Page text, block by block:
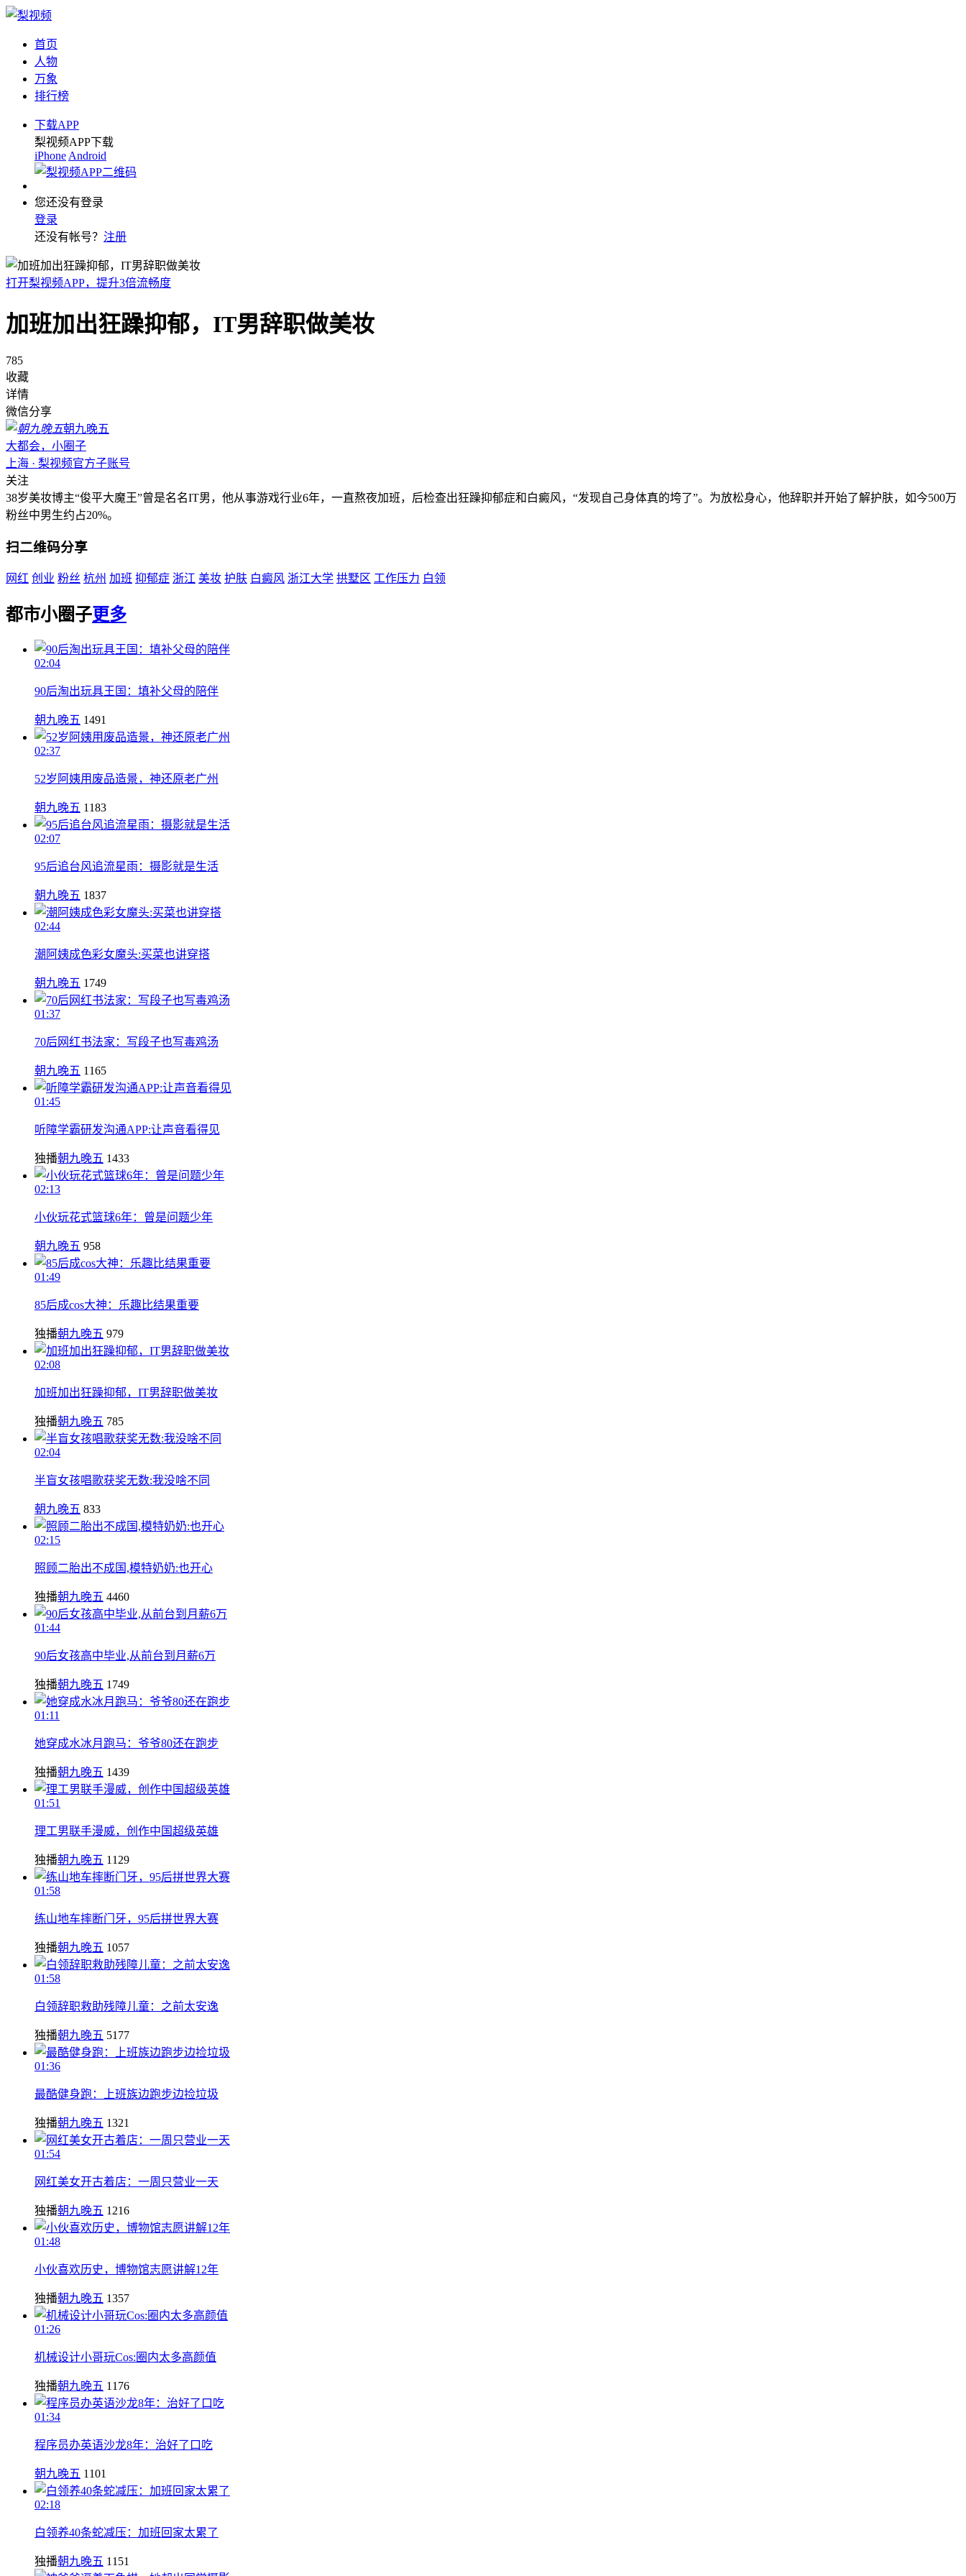
首页
人物
万象
排行榜
下载APP
梨视频APP下载
iPhone Android
您还没有登录
登录
还没有帐号？ 注册
打开梨视频APP，提升3倍流畅度
加班加出狂躁抑郁，IT男辞职做美妆
785
收藏
详情
微信分享
朝九晚五
大都会，小圈子
上海 · 梨视频官方子账号
关注
38岁美妆博主“俊平大魔王”曾是名名IT男，他从事游戏行业6年，一直熬夜加班，后检查出狂躁抑郁症和白癜风，“发现自己身体真的垮了”。为放松身心，他辞职并开始了解护肤，如今500万
粉丝中男生约占20%。
扫二维码分享
网红 创业 粉丝 杭州 加班 抑郁症 浙江 美妆 护肤 白癜风 浙江大学 拱墅区 工作压力 白领
都市小圈子更多
02:04
90后淘出玩具王国：填补父母的陪伴
朝九晚五 1491
02:37
52岁阿姨用废品造景，神还原老广州
朝九晚五 1183
02:07
95后追台风追流星雨：摄影就是生活
朝九晚五 1837
02:44
潮阿姨成色彩女魔头:买菜也讲穿搭
朝九晚五 1749
01:37
70后网红书法家：写段子也写毒鸡汤
朝九晚五 1165
01:45
听障学霸研发沟通APP:让声音看得见
独播朝九晚五 1433
02:13
小伙玩花式篮球6年：曾是问题少年
朝九晚五 958
01:49
85后成cos大神：乐趣比结果重要
独播朝九晚五 979
02:08
加班加出狂躁抑郁，IT男辞职做美妆
独播朝九晚五 785
02:04
半盲女孩唱歌获奖无数:我没啥不同
朝九晚五 833
02:15
照顾二胎出不成国,模特奶奶:也开心
独播朝九晚五 4460
01:44
90后女孩高中毕业,从前台到月薪6万
独播朝九晚五 1749
01:11
她穿成水冰月跑马：爷爷80还在跑步
独播朝九晚五 1439
01:51
理工男联手漫威，创作中国超级英雄
独播朝九晚五 1129
01:58
练山地车摔断门牙，95后拼世界大赛
独播朝九晚五 1057
01:58
白领辞职救助残障儿童：之前太安逸
独播朝九晚五 5177
01:36
最酷健身跑：上班族边跑步边捡垃圾
独播朝九晚五 1321
01:54
网红美女开古着店：一周只营业一天
独播朝九晚五 1216
01:48
小伙喜欢历史，博物馆志愿讲解12年
独播朝九晚五 1357
01:26
机械设计小哥玩Cos:圈内太多高颜值
独播朝九晚五 1176
01:34
程序员办英语沙龙8年：治好了口吃
朝九晚五 1101
02:18
白领养40条蛇减压：加班回家太累了
独播朝九晚五 1151